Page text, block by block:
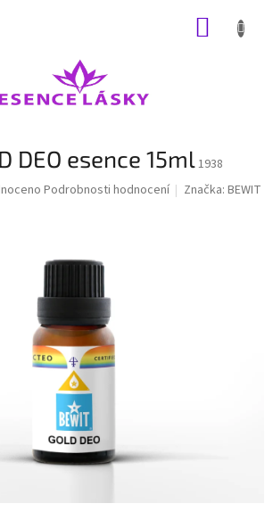
DEO esence 15ml1938
Podrobnosti hodnocení Značka:BEWIT